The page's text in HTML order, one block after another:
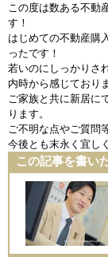
この度は数ある不動
す！
はじめての不動産購
ったです！
若いのにしっかりさ
内時から感じており
ご家族と共に新居に
ります。
ご不明な点やご質問
今後とも末永く宜し
この記事を書い